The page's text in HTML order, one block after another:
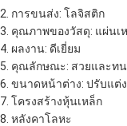
การขนส่ง: โลจิสติก
คุณภาพของวัสดุ: แผ่นเ
ผลงาน: ดีเยี่ยม
คุณลักษณะ: สวยและท
ขนาดหน้าต่าง: ปรับแต่
โครงสร้างหุ้นเหล็ก
หลังคาโลหะ